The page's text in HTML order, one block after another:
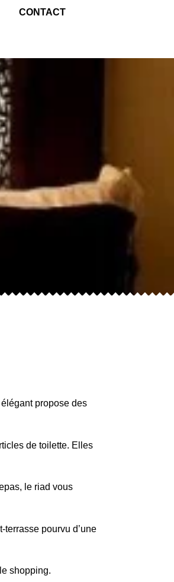
CONTACT
propose des
de toilette. Elles
le riad vous
pourvu d’une
shopping.